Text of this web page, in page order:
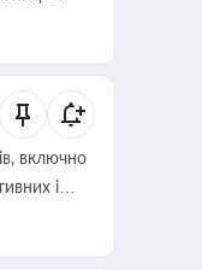
включно
і